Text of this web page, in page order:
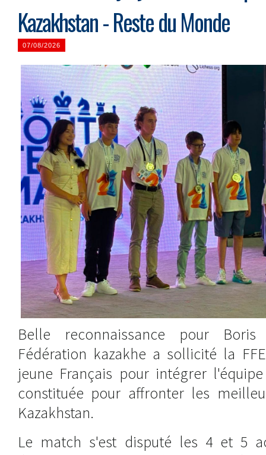
Kazakhstan - Reste du Monde
07/08/2026
Belle reconnaissance pour
Fédération kazakhe a sollicité la
jeune Français pour intégrer
constituée pour affronter les
Kazakhstan.
Le match s'est disputé les 4 et 5